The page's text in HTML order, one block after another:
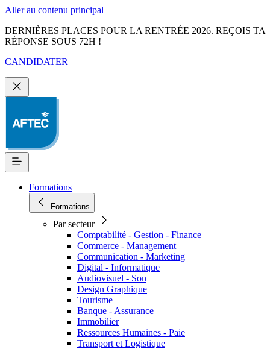
Aller au contenu principal
DERNIÈRES PLACES POUR LA RENTRÉE 2026. REÇOIS TA
RÉPONSE SOUS 72H !
CANDIDATER
Formations
Formations
Par secteur
Comptabilité - Gestion - Finance
Commerce - Management
Communication - Marketing
Digital - Informatique
Audiovisuel - Son
Design Graphique
Tourisme
Banque - Assurance
Immobilier
Ressources Humaines - Paie
Transport et Logistique